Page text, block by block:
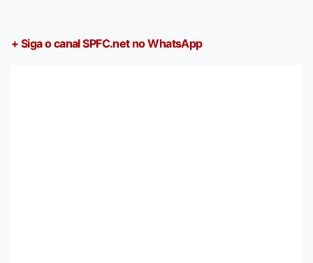
+ Siga o canal SPFC.net no WhatsApp